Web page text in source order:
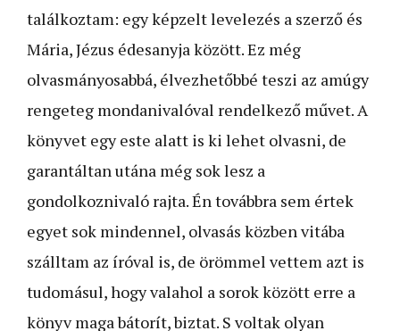
találkoztam: egy képzelt levelezés a szerző és
Mária, Jézus édesanyja között. Ez még
olvasmányosabbá, élvezhetőbbé teszi az amúgy
rengeteg mondanivalóval rendelkező művet. A
könyvet egy este alatt is ki lehet olvasni, de
garantáltan utána még sok lesz a
gondolkoznivaló rajta. Én továbbra sem értek
egyet sok mindennel, olvasás közben vitába
szálltam az íróval is, de örömmel vettem azt is
tudomásul, hogy valahol a sorok között erre a
könyv maga bátorít, biztat. S voltak olyan